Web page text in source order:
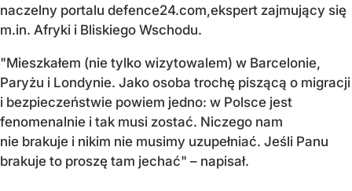
naczelny portalu defence24.com,ekspert zajmujący się
m.in. Afryki i Bliskiego Wschodu.
"Mieszkałem (nie tylko wizytowalem) w Barcelonie,
Paryżu i Londynie. Jako osoba trochę piszącą o migracji
i bezpieczeństwie powiem jedno: w Polsce jest
fenomenalnie i tak musi zostać. Niczego nam
nie brakuje i nikim nie musimy uzupełniać. Jeśli Panu
brakuje to proszę tam jechać" – napisał.